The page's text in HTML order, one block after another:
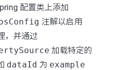
配置类上添加
注解以启用
，并通过
加载特定的
dataId 为 example